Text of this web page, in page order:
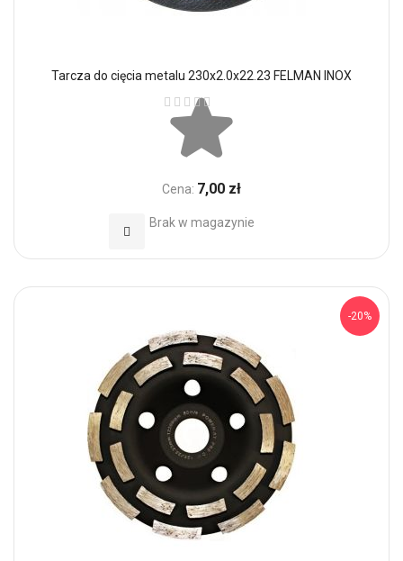
Tarcza do cięcia metalu 230x2.0x22.23 FELMAN INOX
Ocena:
Cena: 7,00 zł
Brak w magazynie
Dodaj do Ulubionych
-20%